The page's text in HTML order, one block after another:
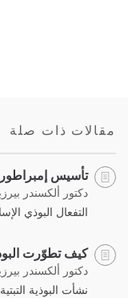
مقالات ذات صلة
تأسيس
دكتور ألكسندر
التفعال البوذي
كيف تطوّرت
دكتور ألكسندر
نشأت البوذية